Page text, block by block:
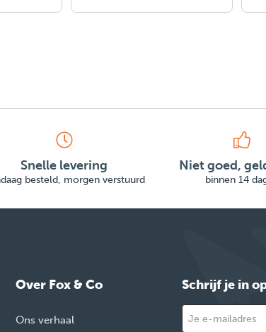
Snelle levering
besteld, morgen verstuurd
Niet goed,
binnen 14
Over Fox & Co
Ons verhaal
Schrijf je in